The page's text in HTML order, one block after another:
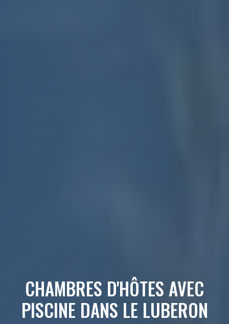
CHAMBRES D'HÔTES AVEC
PISCINE DANS LE LUBERON